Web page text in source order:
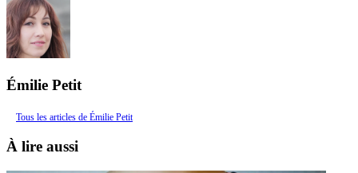
Émilie Petit
Tous les articles de Émilie Petit
À lire aussi